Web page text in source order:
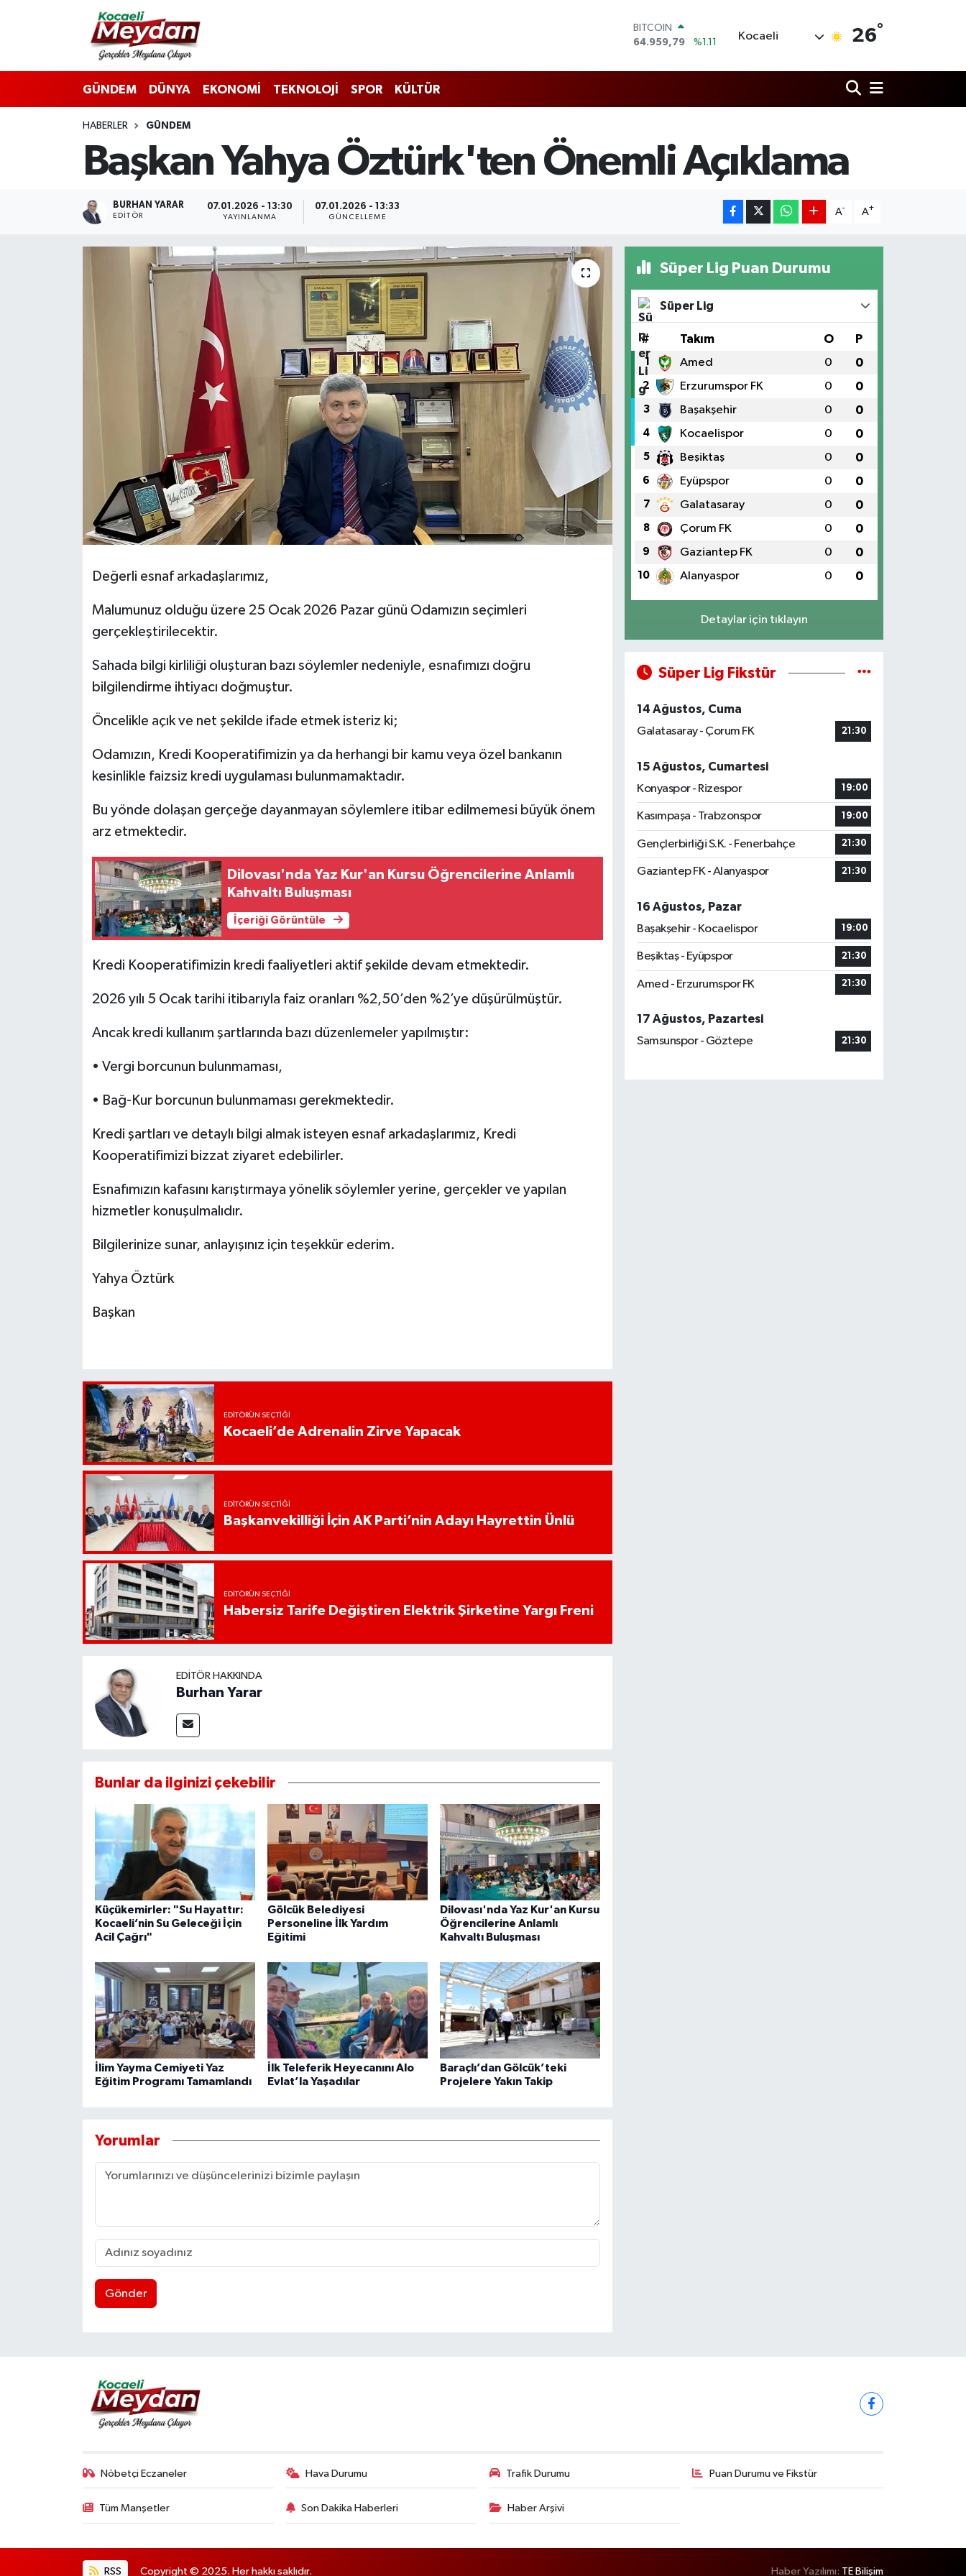
BITCOIN
64.959,79
%1.11
47,7436
%0.18
GRAM ALTIN
6660.55
%0.03
Kocaeli 26°
GÜNDEM DÜNYA EKONOMİ TEKNOLOJİ SPOR KÜLTÜR
HABERLER GÜNDEM
Başkan Yahya Öztürk'ten Önemli Açıklama
BURHAN YARAR
EDITÖR
07.01.2026 - 13:30
YAYINLANMA
07.01.2026 - 13:33
GÜNCELLEME
A- A+
Değerli esnaf arkadaşlarımız,
Malumunuz olduğu üzere 25 Ocak 2026 Pazar günü Odamızın seçimleri
gerçekleştirilecektir.
Sahada bilgi kirliliği oluşturan bazı söylemler nedeniyle, esnafımızı doğru
bilgilendirme ihtiyacı doğmuştur.
Öncelikle açık ve net şekilde ifade etmek isteriz ki;
Odamızın, Kredi Kooperatifimizin ya da herhangi bir kamu veya özel bankanın
kesinlikle faizsiz kredi uygulaması bulunmamaktadır.
Bu yönde dolaşan gerçeğe dayanmayan söylemlere itibar edilmemesi büyük önem
arz etmektedir.
Dilovası'nda Yaz Kur'an Kursu Öğrencilerine Anlamlı
Kahvaltı Buluşması
İçeriği Görüntüle
Kredi Kooperatifimizin kredi faaliyetleri aktif şekilde devam etmektedir.
2026 yılı 5 Ocak tarihi itibarıyla faiz oranları %2,50’den %2’ye düşürülmüştür.
Ancak kredi kullanım şartlarında bazı düzenlemeler yapılmıştır:
• Vergi borcunun bulunmaması,
• Bağ-Kur borcunun bulunmaması gerekmektedir.
Kredi şartları ve detaylı bilgi almak isteyen esnaf arkadaşlarımız, Kredi
Kooperatifimizi bizzat ziyaret edebilirler.
Esnafımızın kafasını karıştırmaya yönelik söylemler yerine, gerçekler ve yapılan
hizmetler konuşulmalıdır.
Bilgilerinize sunar, anlayışınız için teşekkür ederim.
Yahya Öztürk
Başkan
EDITÖRÜN SEÇTIĞI
Kocaeli’de Adrenalin Zirve Yapacak
EDITÖRÜN SEÇTIĞI
Başkanvekilliği İçin AK Parti’nin Adayı Hayrettin Ünlü
EDITÖRÜN SEÇTIĞI
Habersiz Tarife Değiştiren Elektrik Şirketine Yargı Freni
EDITÖR HAKKINDA
Burhan Yarar
Bunlar da ilginizi çekebilir
Küçükemirler: "Su Hayattır:
Kocaeli’nin Su Geleceği İçin
Acil Çağrı"
Gölcük Belediyesi
Personeline İlk Yardım
Eğitimi
Dilovası'nda Yaz Kur'an Kursu
Öğrencilerine Anlamlı
Kahvaltı Buluşması
İlim Yayma Cemiyeti Yaz
Eğitim Programı Tamamlandı
İlk Teleferik Heyecanını Alo
Evlat’la Yaşadılar
Baraçlı’dan Gölcük’teki
Projelere Yakın Takip
Yorumlar
Gönder
Süper Lig Puan Durumu
Süper Lig
# Takım O P
1 Amed 0 0
2 Erzurumspor FK 0 0
3 Başakşehir 0 0
4 Kocaelispor 0 0
5 Beşiktaş 0 0
6 Eyüpspor 0 0
7 Galatasaray 0 0
8 Çorum FK 0 0
9 Gaziantep FK 0 0
10 Alanyaspor 0 0
Detaylar için tıklayın
Süper Lig Fikstür
14 Ağustos, Cuma
Galatasaray - Çorum FK
21:30
15 Ağustos, Cumartesi
Konyaspor - Rizespor
19:00
Kasımpaşa - Trabzonspor 19:00
Gençlerbirliği S.K. - Fenerbahçe 21:30
Gaziantep FK - Alanyaspor 21:30
16 Ağustos, Pazar
Başakşehir - Kocaelispor
19:00
Beşiktaş - Eyüpspor 21:30
Amed - Erzurumspor FK 21:30
17 Ağustos, Pazartesi
Samsunspor - Göztepe
21:30
Nöbetçi Eczaneler Hava Durumu Trafik Durumu Puan Durumu ve Fikstür
Tüm Manşetler Son Dakika Haberleri Haber Arşivi
RSS Copyright © 2025. Her hakkı saklıdır. Haber Yazılımı: TE Bilişim
Nöbetçi Eczaneler
Hava Durumu
Trafik Durumu
Süper Lig Puan Durumu ve Fikstür
Tüm Manşetler